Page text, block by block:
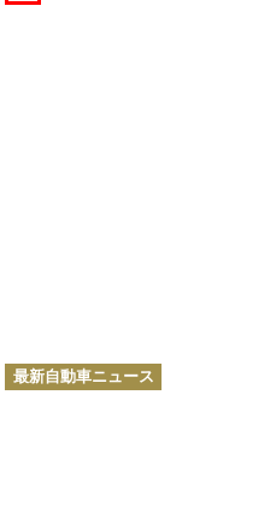
カ
テ
最新自動車ニュース